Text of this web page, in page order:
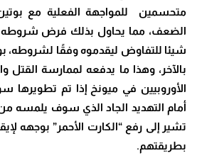
متحسمين للمواجهة الفعلية مع
الضعف، مما يحاول بذلك فرض شروطه
شيئا للتفاوض ليقدموه وفقًا لشروطه،
بالآخر، وهذا ما يدفعه لممارسة القتل
الأوروبيين في ميونخ إذا تم تطويرها
أمام التهديد الجاد الذي سوف يلمسه
تشير إلى رفع “الكارت الأحمر” بوجهه
بطريقتهم.